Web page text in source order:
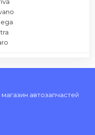
автозапчастей